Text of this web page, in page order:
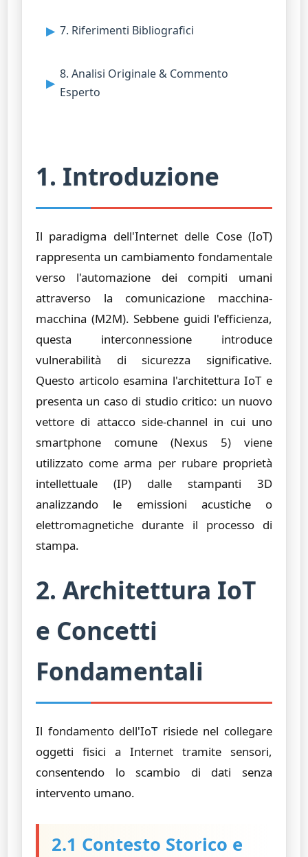
7. Riferimenti Bibliografici
8. Analisi Originale & Commento
Esperto
1. Introduzione
Il paradigma dell'Internet delle Cose (IoT)
rappresenta un cambiamento fondamentale
verso l'automazione dei compiti umani
attraverso la comunicazione macchina-
macchina (M2M). Sebbene guidi l'efficienza,
questa interconnessione introduce
vulnerabilità di sicurezza significative.
Questo articolo esamina l'architettura IoT e
presenta un caso di studio critico: un nuovo
vettore di attacco side-channel in cui uno
smartphone comune (Nexus 5) viene
utilizzato come arma per rubare proprietà
intellettuale (IP) dalle stampanti 3D
analizzando le emissioni acustiche o
elettromagnetiche durante il processo di
stampa.
2. Architettura IoT
e Concetti
Fondamentali
Il fondamento dell'IoT risiede nel collegare
oggetti fisici a Internet tramite sensori,
consentendo lo scambio di dati senza
intervento umano.
2.1 Contesto Storico e